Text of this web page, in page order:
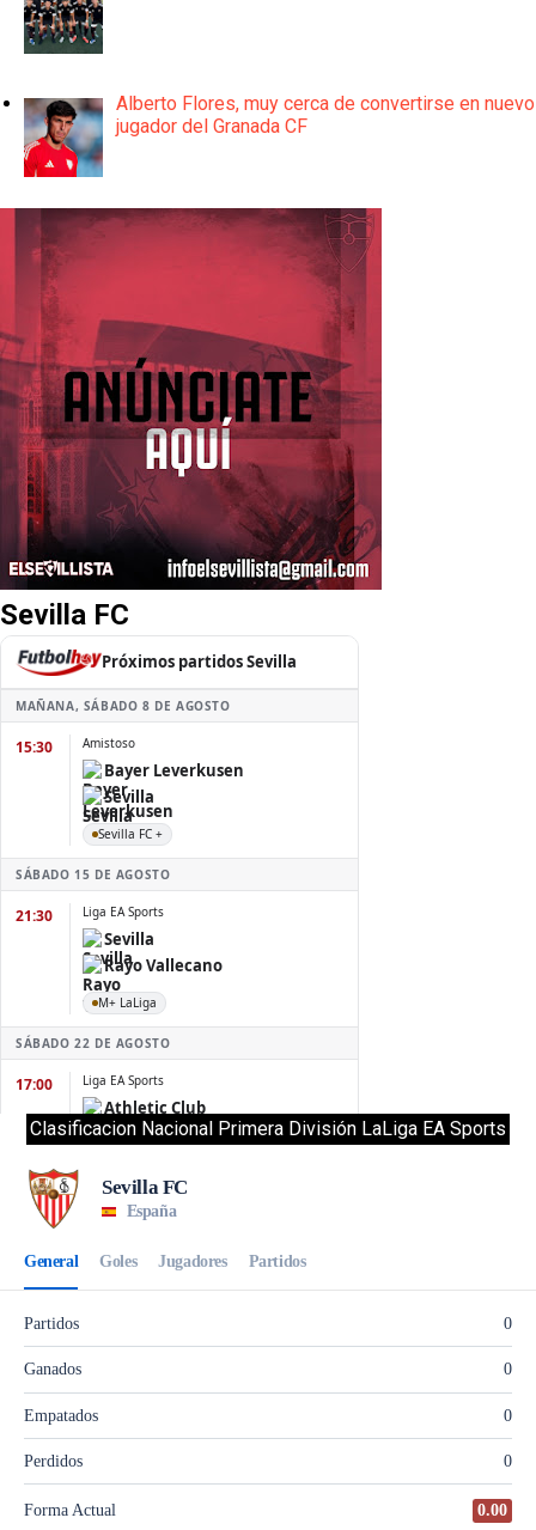
Alberto Flores, muy cerca de convertirse en nuevo
jugador del Granada CF
Sevilla FC
Clasificacion Nacional Primera División LaLiga EA Sports